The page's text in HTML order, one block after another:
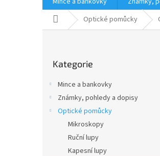
Domů Optické pomůcky
kategorie
Kategorie
Mince a bankovky
Známky, pohledy a dopisy
Optické pomůcky
Mikroskopy
Ruční lupy
Kapesní lupy